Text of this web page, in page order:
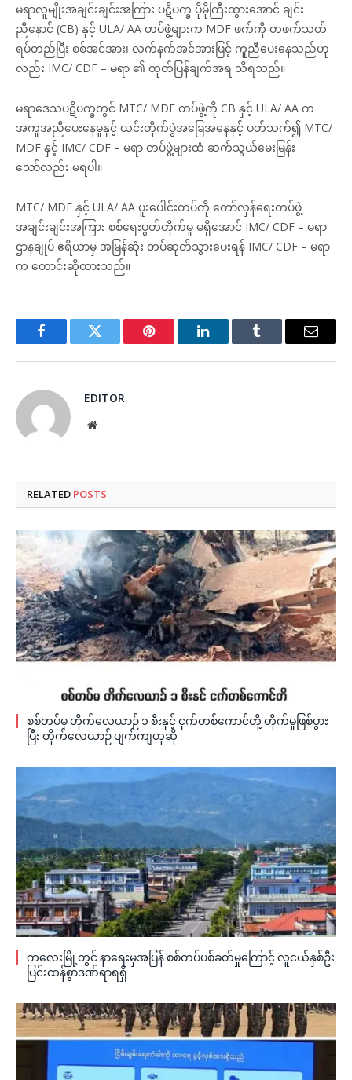
မရာလူမျိုးအချင်းချင်းအကြား ပဋိပက္ခ ပိုမိုကြီးထွားအောင် ချင်း
ညီနောင် (CB) နှင့် ULA/ AA တပ်ဖွဲ့များက MDF ဖက်ကို တဖက်သတ်
ရပ်တည်ပြီး စစ်အင်အား၊ လက်နက်အင်အားဖြင့် ကူညီပေးနေသည်ဟု
လည်း IMC/ CDF – မရာ ၏ ထုတ်ပြန်ချက်အရ သိရသည်။
မရာဒေသပဋိပက္ခတွင် MTC/ MDF တပ်ဖွဲ့ကို CB နှင့် ULA/ AA က
အကူအညီပေးနေမှုနှင့် ယင်းတိုက်ပွဲအခြေအနေနှင့် ပတ်သက်၍ MTC/
MDF နှင့် IMC/ CDF – မရာ တပ်ဖွဲ့များထံ ဆက်သွယ်မေးမြန်း
သော်လည်း မရပါ။
MTC/ MDF နှင့် ULA/ AA ပူးပေါင်းတပ်ကို တော်လှန်ရေးတပ်ဖွဲ့
အချင်းချင်းအကြား စစ်ရေးပွတ်တိုက်မှု မရှိအောင် IMC/ CDF – မရာ
ဌာနချုပ် ဧရိယာမှ အမြန်ဆုံး တပ်ဆုတ်သွားပေးရန် IMC/ CDF – မရာ
က တောင်းဆိုထားသည်။
FacebookTwitter Pinterest LinkedInTumblr Email
EDITOR
Website
RELATED POSTS
စစ်တပ်မှ တိုက်လေယာဉ် ၁ စီးနှင့် ငှက်တစ်ကောင်တို့ တိုက်မှုဖြစ်ပွား
ပြီး တိုက်လေယာဉ် ပျက်ကျဟုဆို
ကလေးမြို့တွင် နာရေးမှအပြန် စစ်တပ်ပစ်ခတ်မှုကြောင့် လူငယ်နှစ်ဦး
ပြင်းထန်စွာဒဏ်ရာရရှိ